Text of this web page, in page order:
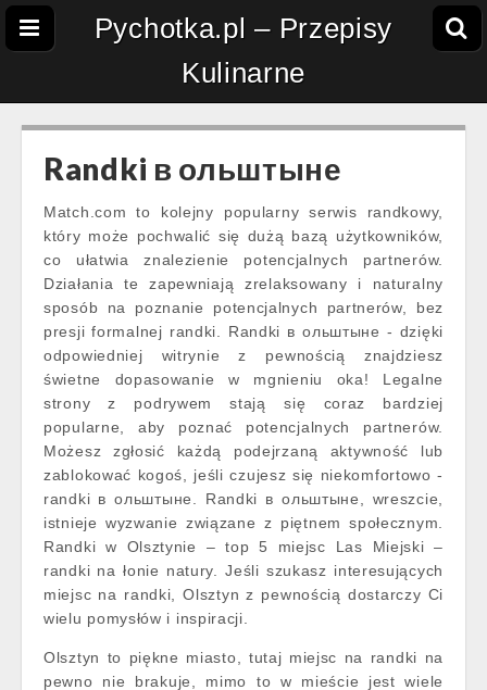
Pychotka.pl – Przepisy
Kulinarne
Randki в ольштыне
Match.com to kolejny popularny serwis randkowy,
który może pochwalić się dużą bazą użytkowników,
co ułatwia znalezienie potencjalnych partnerów.
Działania te zapewniają zrelaksowany i naturalny
sposób na poznanie potencjalnych partnerów, bez
presji formalnej randki. Randki в ольштыне - dzięki
odpowiedniej witrynie z pewnością znajdziesz
świetne dopasowanie w mgnieniu oka! Legalne
strony z podrywem stają się coraz bardziej
popularne, aby poznać potencjalnych partnerów.
Możesz zgłosić każdą podejrzaną aktywność lub
zablokować kogoś, jeśli czujesz się niekomfortowo -
randki в ольштыне. Randki в ольштыне, wreszcie,
istnieje wyzwanie związane z piętnem społecznym.
Randki w Olsztynie – top 5 miejsc Las Miejski –
randki na łonie natury. Jeśli szukasz interesujących
miejsc na randki, Olsztyn z pewnością dostarczy Ci
wielu pomysłów i inspiracji.
Olsztyn to piękne miasto, tutaj miejsc na randki na
pewno nie brakuje, mimo to w mieście jest wiele